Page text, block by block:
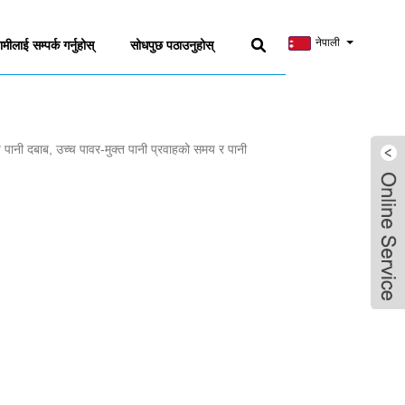
नेपाली
सम्पर्क गर्नुहोस् सोधपुछ पठाउनुहोस्
दबाब, उच्च पावर-मुक्त पानी प्रवाहको समय र पानी